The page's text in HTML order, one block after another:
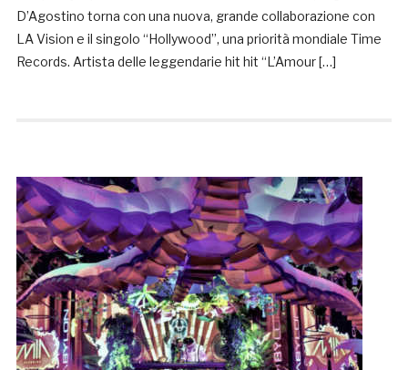
D’Agostino torna con una nuova, grande collaborazione con
LA Vision e il singolo “Hollywood”, una priorità mondiale Time
Records. Artista delle leggendarie hit hit “L’Amour […]